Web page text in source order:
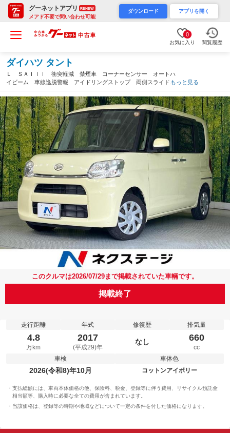
グーネットアプリ RENEW
メアド不要で問い合わせ可能
ダウンロード アプリを開く
0
お気に入り 閲覧履歴
ダイハツ タント
Ｌ ＳＡＩＩＩ 衝突軽減 禁煙車 コーナーセンサー オートハ
イビーム 車線逸脱警報 アイドリングストップ 両側スライド
ドアバイザー 電動格納ミラー（岐阜県）
もっと見る
このクルマは2026/07/29まで掲載されていた車輛です。
掲載終了
走行距離
4.8
万km
年式
2017
(平成29)年
修復歴
なし
排気量
660
cc
車検
2026(令和8)年10月
車体色
コットンアイボリー
支払総額には、車両本体価格の他、保険料、税金、登録等に伴う費用、リサイクル預託金
相当額等、購入時に必要な全ての費用が含まれています。
当該価格は、登録等の時期や地域などについて一定の条件を付した価格になります。